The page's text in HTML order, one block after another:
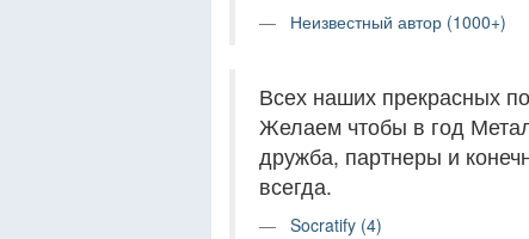
Неизвестный автор (1000+)
Всех наших прекрасных
Желаем чтобы в год
дружба, партнеры и
всегда.
Socratify (4)